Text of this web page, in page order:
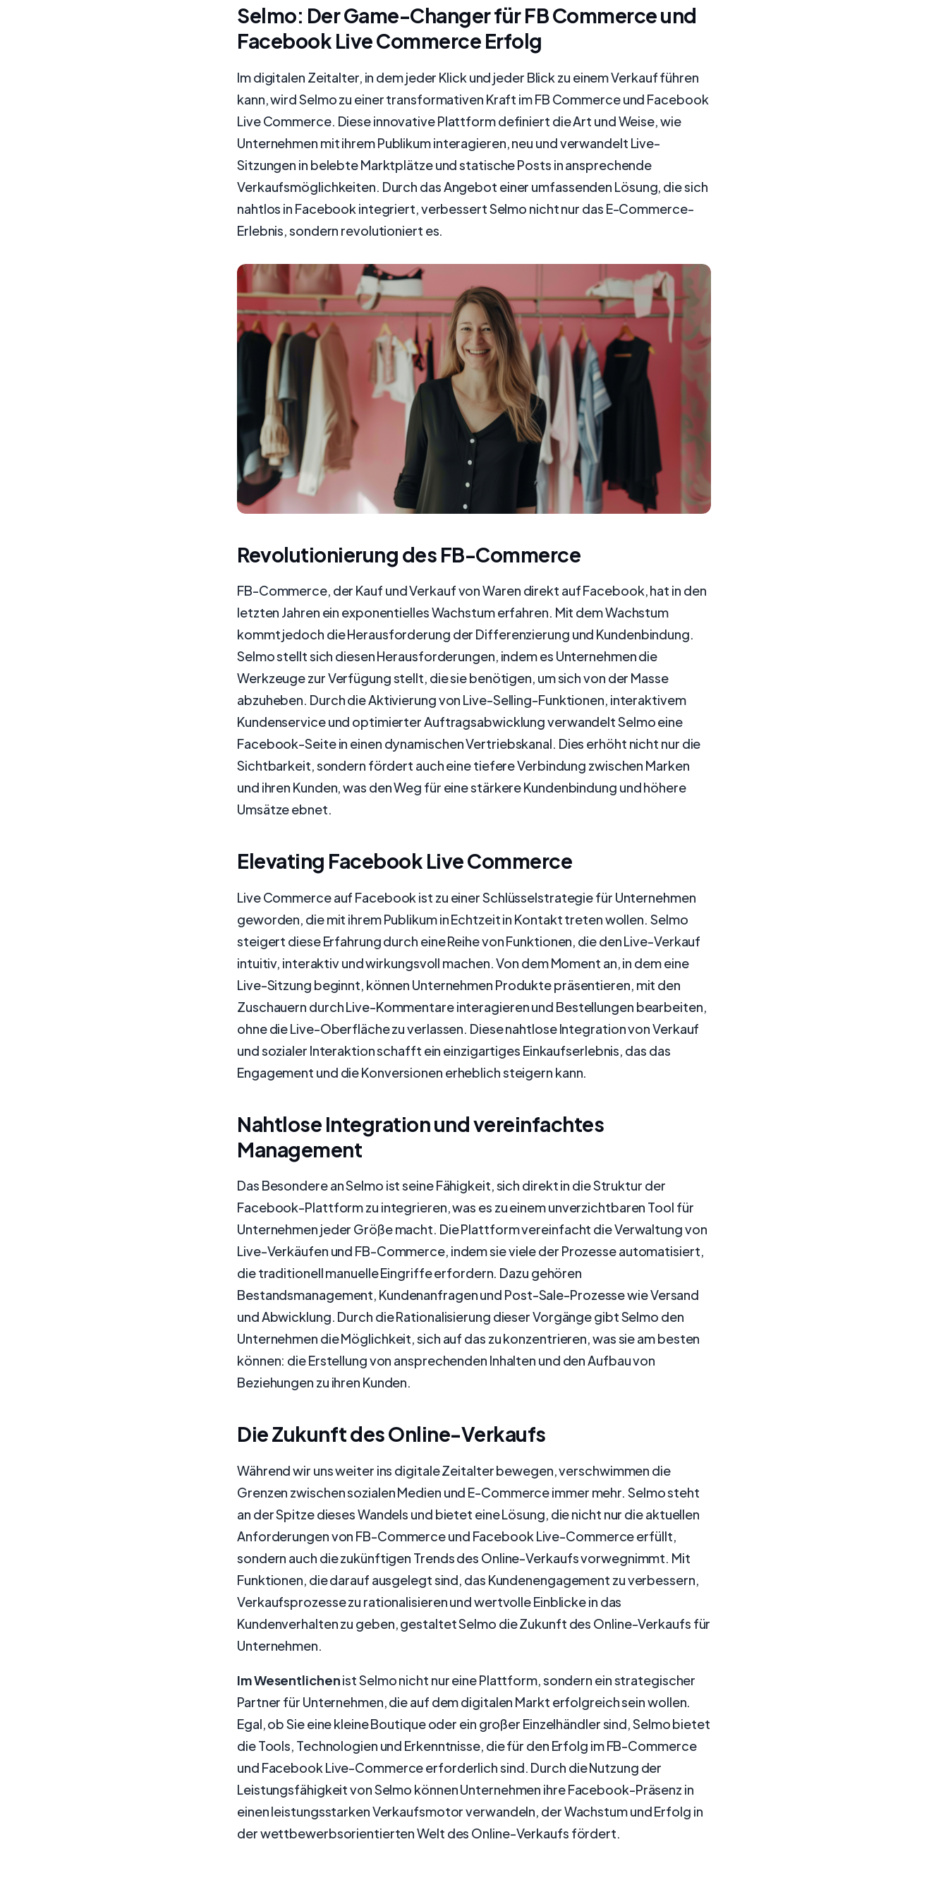
Selmo: Der Game-Changer für FB Commerce und
Facebook Live Commerce Erfolg
Im digitalen Zeitalter, in dem jeder Klick und jeder Blick zu einem Verkauf führen
kann, wird Selmo zu einer transformativen Kraft im FB Commerce und Facebook
Live Commerce. Diese innovative Plattform definiert die Art und Weise, wie
Unternehmen mit ihrem Publikum interagieren, neu und verwandelt Live-
Sitzungen in belebte Marktplätze und statische Posts in ansprechende
Verkaufsmöglichkeiten. Durch das Angebot einer umfassenden Lösung, die sich
nahtlos in Facebook integriert, verbessert Selmo nicht nur das E-Commerce-
Erlebnis, sondern revolutioniert es.
Revolutionierung des FB-Commerce
FB-Commerce, der Kauf und Verkauf von Waren direkt auf Facebook, hat in den
letzten Jahren ein exponentielles Wachstum erfahren. Mit dem Wachstum
kommt jedoch die Herausforderung der Differenzierung und Kundenbindung.
Selmo stellt sich diesen Herausforderungen, indem es Unternehmen die
Werkzeuge zur Verfügung stellt, die sie benötigen, um sich von der Masse
abzuheben. Durch die Aktivierung von Live-Selling-Funktionen, interaktivem
Kundenservice und optimierter Auftragsabwicklung verwandelt Selmo eine
Facebook-Seite in einen dynamischen Vertriebskanal. Dies erhöht nicht nur die
Sichtbarkeit, sondern fördert auch eine tiefere Verbindung zwischen Marken
und ihren Kunden, was den Weg für eine stärkere Kundenbindung und höhere
Umsätze ebnet.
Elevating Facebook Live Commerce
Live Commerce auf Facebook ist zu einer Schlüsselstrategie für Unternehmen
geworden, die mit ihrem Publikum in Echtzeit in Kontakt treten wollen. Selmo
steigert diese Erfahrung durch eine Reihe von Funktionen, die den Live-Verkauf
intuitiv, interaktiv und wirkungsvoll machen. Von dem Moment an, in dem eine
Live-Sitzung beginnt, können Unternehmen Produkte präsentieren, mit den
Zuschauern durch Live-Kommentare interagieren und Bestellungen bearbeiten,
ohne die Live-Oberfläche zu verlassen. Diese nahtlose Integration von Verkauf
und sozialer Interaktion schafft ein einzigartiges Einkaufserlebnis, das das
Engagement und die Konversionen erheblich steigern kann.
Nahtlose Integration und vereinfachtes
Management
Das Besondere an Selmo ist seine Fähigkeit, sich direkt in die Struktur der
Facebook-Plattform zu integrieren, was es zu einem unverzichtbaren Tool für
Unternehmen jeder Größe macht. Die Plattform vereinfacht die Verwaltung von
Live-Verkäufen und FB-Commerce, indem sie viele der Prozesse automatisiert,
die traditionell manuelle Eingriffe erfordern. Dazu gehören
Bestandsmanagement, Kundenanfragen und Post-Sale-Prozesse wie Versand
und Abwicklung. Durch die Rationalisierung dieser Vorgänge gibt Selmo den
Unternehmen die Möglichkeit, sich auf das zu konzentrieren, was sie am besten
können: die Erstellung von ansprechenden Inhalten und den Aufbau von
Beziehungen zu ihren Kunden.
Die Zukunft des Online-Verkaufs
Während wir uns weiter ins digitale Zeitalter bewegen, verschwimmen die
Grenzen zwischen sozialen Medien und E-Commerce immer mehr. Selmo steht
an der Spitze dieses Wandels und bietet eine Lösung, die nicht nur die aktuellen
Anforderungen von FB-Commerce und Facebook Live-Commerce erfüllt,
sondern auch die zukünftigen Trends des Online-Verkaufs vorwegnimmt. Mit
Funktionen, die darauf ausgelegt sind, das Kundenengagement zu verbessern,
Verkaufsprozesse zu rationalisieren und wertvolle Einblicke in das
Kundenverhalten zu geben, gestaltet Selmo die Zukunft des Online-Verkaufs für
Unternehmen.
Im Wesentlichenist Selmo nicht nur eine Plattform, sondern ein strategischer
Partner für Unternehmen, die auf dem digitalen Markt erfolgreich sein wollen.
Egal, ob Sie eine kleine Boutique oder ein großer Einzelhändler sind, Selmo bietet
die Tools, Technologien und Erkenntnisse, die für den Erfolg im FB-Commerce
und Facebook Live-Commerce erforderlich sind. Durch die Nutzung der
Leistungsfähigkeit von Selmo können Unternehmen ihre Facebook-Präsenz in
einen leistungsstarken Verkaufsmotor verwandeln, der Wachstum und Erfolg in
der wettbewerbsorientierten Welt des Online-Verkaufs fördert.